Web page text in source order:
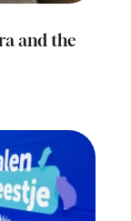
and the